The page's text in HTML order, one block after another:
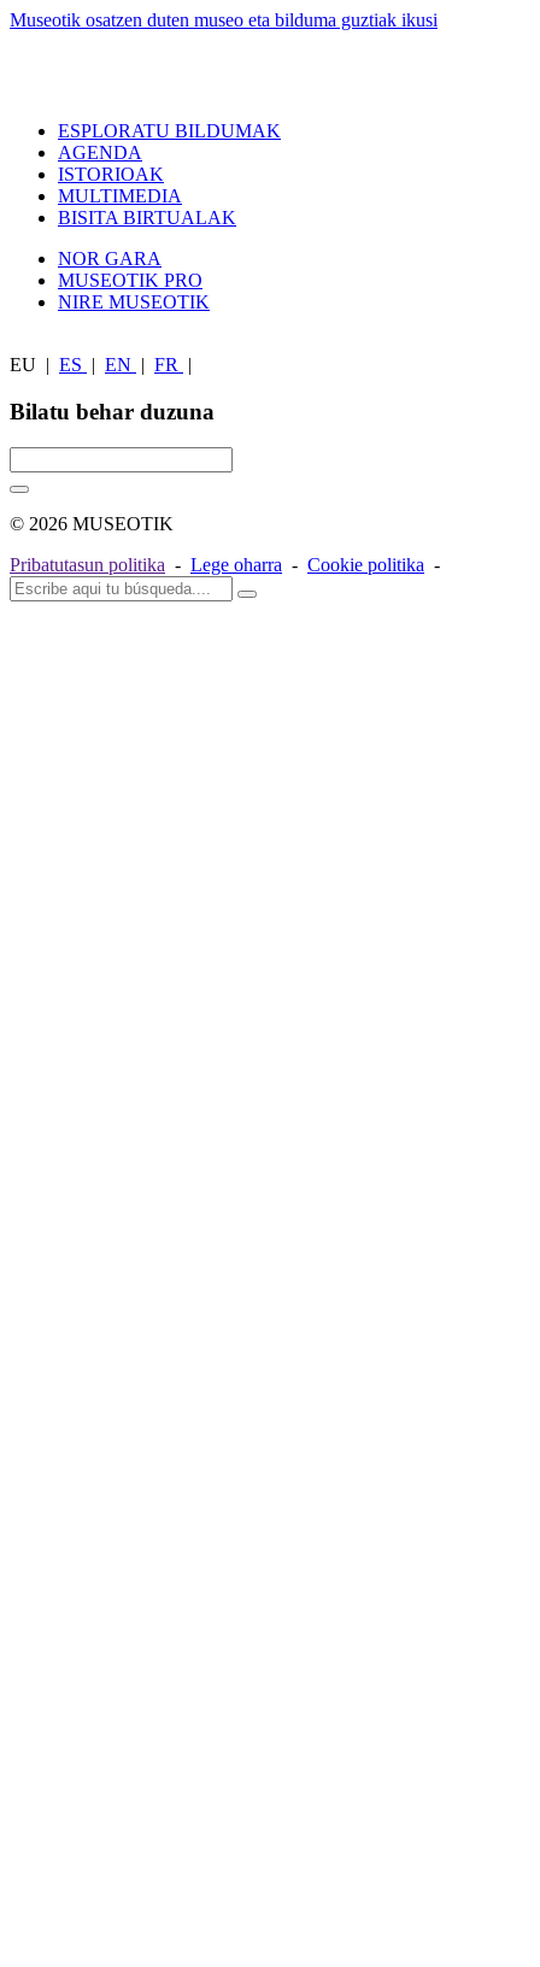
Museotik osatzen duten museo eta bilduma guztiak ikusi
ESPLORATU BILDUMAK
AGENDA
ISTORIOAK
MULTIMEDIA
BISITA BIRTUALAK
NOR GARA
MUSEOTIK PRO
NIRE MUSEOTIK
EU | ES | EN | FR |
Bilatu behar duzuna
© 2026 MUSEOTIK
Pribatutasun politika - Lege oharra - Cookie politika -